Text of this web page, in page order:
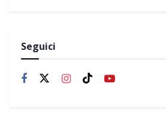
Seguici